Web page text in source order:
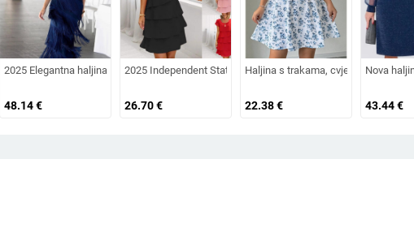
duga ljetna haljina
bez rukava, visokim strukom, duga, swing kroj, poliester, zip
2025 Elegantna haljina s resicama za žene — bez rukava, visok pojas, tanke naramenice,
48.14€
2025 Independent Station Europska i američka prekogranična
26.70€
Haljina s trakama, cvjetni uzorak,
22.38€
Nova
43.44€